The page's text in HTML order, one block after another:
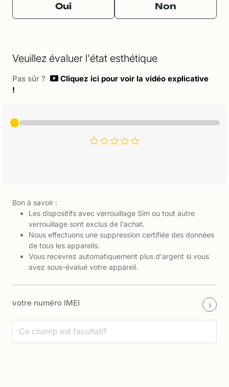
Oui Non
Veuillez évaluer l'état esthétique
Pas sûr ?
Cliquez ici pour voir la vidéo explicative
!
Bon à savoir :
Les dispositifs avec verrouillage Sim ou tout autre
verrouillage sont exclus de l'achat.
Nous effectuons une suppression certifiée des données
de tous les appareils.
Vous recevrez automatiquement plus d'argent si vous
avez sous-évalué votre appareil.
votre numéro IMEI i